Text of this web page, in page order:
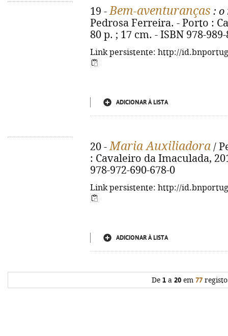
19 -Bem-aventuranças : o
Pedrosa Ferreira. - Porto :
80 p. ; 17 cm. - ISBN 978-
Link persistente: http://
ADICIONAR À LISTA
20 -Maria Auxiliadora /
: Cavaleiro da Imaculada,
978-972-690-678-0
Link persistente: http://
ADICIONAR À LISTA
De 1a 20em 77